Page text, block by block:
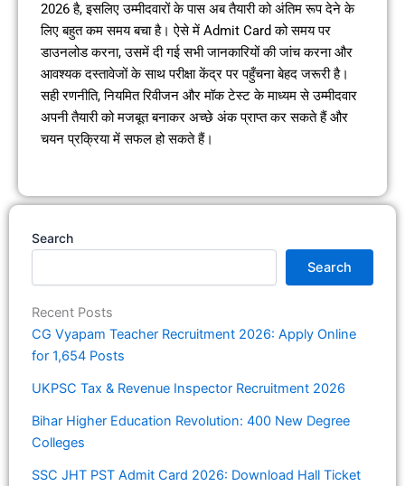
2026 है, इसलिए उम्मीदवारों के पास अब तैयारी को अंतिम रूप देने के
लिए बहुत कम समय बचा है। ऐसे में Admit Card को समय पर
डाउनलोड करना, उसमें दी गई सभी जानकारियों की जांच करना और
आवश्यक दस्तावेजों के साथ परीक्षा केंद्र पर पहुँचना बेहद जरूरी है।
सही रणनीति, नियमित रिवीजन और मॉक टेस्ट के माध्यम से उम्मीदवार
अपनी तैयारी को मजबूत बनाकर अच्छे अंक प्राप्त कर सकते हैं और
चयन प्रक्रिया में सफल हो सकते हैं।
Search
Search
Recent Posts
CG Vyapam Teacher Recruitment 2026: Apply Online
for 1,654 Posts
UKPSC Tax & Revenue Inspector Recruitment 2026
Bihar Higher Education Revolution: 400 New Degree
Colleges
SSC JHT PST Admit Card 2026: Download Hall Ticket